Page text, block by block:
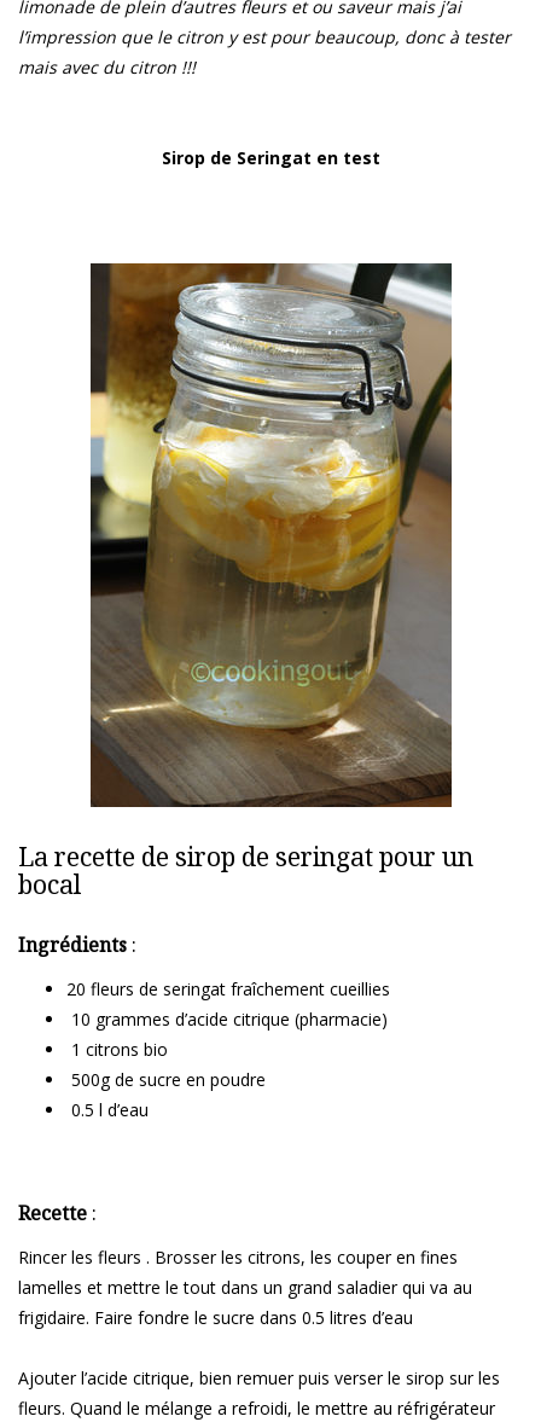
limonade de plein d’autres fleurs et ou saveur mais j’ai
l’impression que le citron y est pour beaucoup, donc à tester
mais avec du citron !!!
Sirop de Seringat en test
La recette de sirop de seringat pour un
bocal
Ingrédients :
20 fleurs de seringat fraîchement cueillies
10 grammes d’acide citrique (pharmacie)
1 citrons bio
500g de sucre en poudre
0.5 l d’eau
Recette :
Rincer les fleurs . Brosser les citrons, les couper en fines
lamelles et mettre le tout dans un grand saladier qui va au
frigidaire. Faire fondre le sucre dans 0.5 litres d’eau
Ajouter l’acide citrique, bien remuer puis verser le sirop sur les
fleurs. Quand le mélange a refroidi, le mettre au réfrigérateur